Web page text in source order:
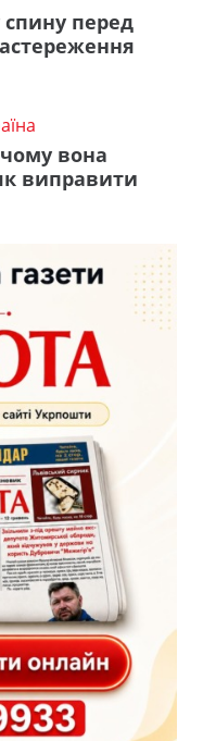
перед
вона
виправити